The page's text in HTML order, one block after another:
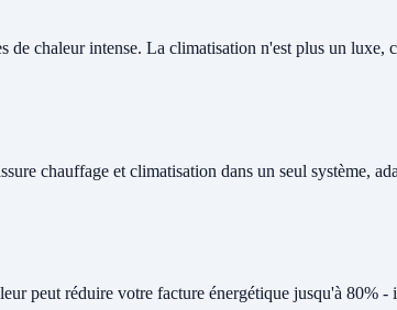
chaleur intense. La climatisation n'est plus un luxe,
chauffage et climatisation dans un seul système,
peut réduire votre facture énergétique jusqu'à 80% -